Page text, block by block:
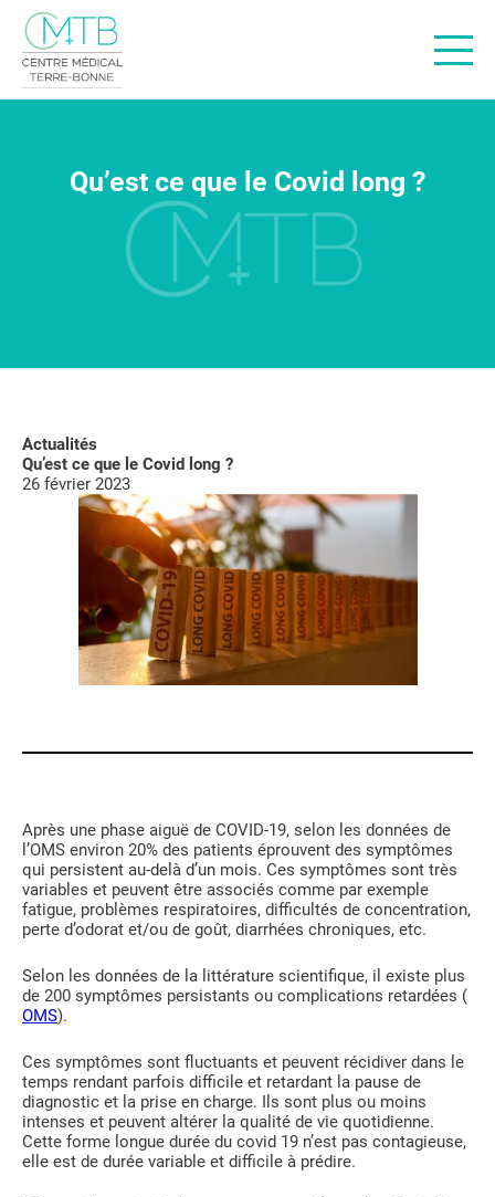
Actualités santé
Offres d’emploi
À propos
PRENDRE RENDEZ-VOUS
EN
Qu’est ce que le Covid long ?
Actualités
Qu’est ce que le Covid long ?
26 février 2023
Après une phase aiguë de COVID-19, selon les données de
l’OMS environ 20% des patients éprouvent des symptômes
qui persistent au-delà d’un mois. Ces symptômes sont très
variables et peuvent être associés comme par exemple
fatigue, problèmes respiratoires, difficultés de concentration,
perte d’odorat et/ou de goût, diarrhées chroniques, etc.
Selon les données de la littérature scientifique, il existe plus
de 200 symptômes persistants ou complications retardées (
OMS).
Ces symptômes sont fluctuants et peuvent récidiver dans le
temps rendant parfois difficile et retardant la pause de
diagnostic et la prise en charge. Ils sont plus ou moins
intenses et peuvent altérer la qualité de vie quotidienne.
Cette forme longue durée du covid 19 n’est pas contagieuse,
elle est de durée variable et difficile à prédire.